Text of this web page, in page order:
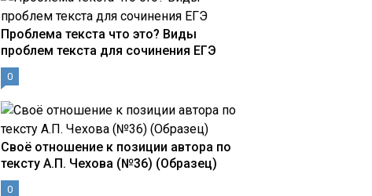
Проблема текста что это? Виды
проблем текста для сочинения ЕГЭ
0
Своё отношение к позиции автора по
тексту А.П. Чехова (№36) (Образец)
0